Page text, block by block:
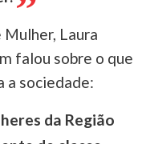
Laura
falou sobre o que
a sociedade:
da Região